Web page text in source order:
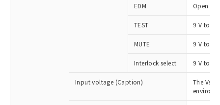
EDM Open
TEST 9 V to
MUTE 9 V to
Interlock select 9 V to
Input voltage (Caption)
The Vs